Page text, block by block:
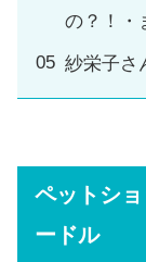
の？！・
紗栄子さ
ペットシ
ードル